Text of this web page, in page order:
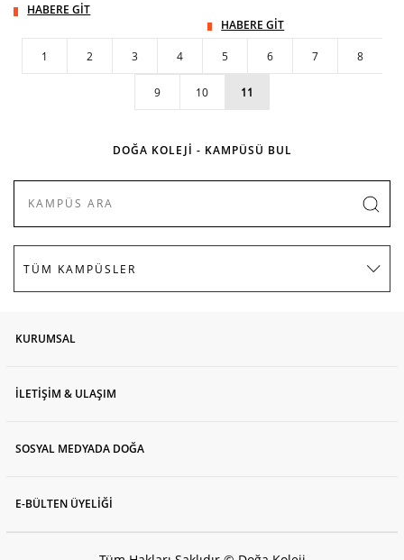
HABERE GİT
HABERE GİT
1 2 3 4 5 6 7 8
9 10 11
DOĞA KOLEJİ - KAMPÜSÜ BUL
KURUMSAL
İLETİŞİM & ULAŞIM
SOSYAL MEDYADA DOĞA
E-BÜLTEN ÜYELİĞİ